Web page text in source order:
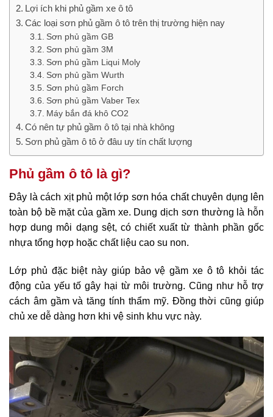
Lợi ích khi phủ gầm xe ô tô
Các loại sơn phủ gầm ô tô trên thị trường hiện nay
Sơn phủ gầm GB
Sơn phủ gầm 3M
Sơn phủ gầm Liqui Moly
Sơn phủ gầm Wurth
Sơn phủ gầm Forch
Sơn phủ gầm Vaber Tex
Máy bắn đá khô CO2
Có nên tự phủ gầm ô tô tại nhà không
Sơn phủ gầm ô tô ở đâu uy tín chất lượng
Phủ gầm ô tô là gì?
Đây là cách xịt phủ một lớp sơn hóa chất chuyên dụng lên
toàn bộ bề mặt của gầm xe. Dung dịch sơn thường là hỗn
hợp dung môi dạng sệt, có chiết xuất từ thành phần gốc
nhựa tổng hợp hoặc chất liệu cao su non.
Lớp phủ đặc biệt này giúp bảo vệ gầm xe ô tô khỏi tác
động của yếu tố gây hại từ môi trường. Cũng như hỗ trợ
cách âm gầm và tăng tính thẩm mỹ. Đồng thời cũng giúp
chủ xe dễ dàng hơn khi vệ sinh khu vực này.